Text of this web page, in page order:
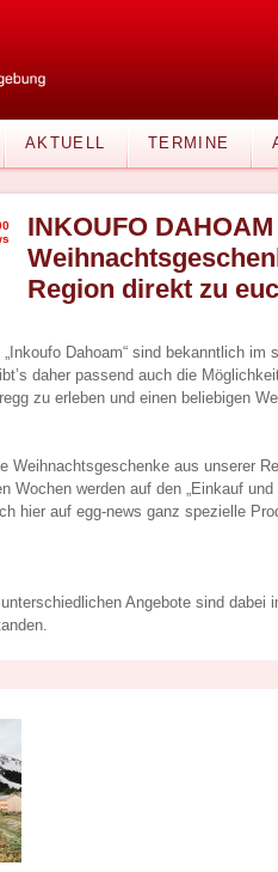
AKTUELL TERMINE
INKOUFO DAHOAM
Region direkt zu
Dahoam“ sind bekanntlich im
daher passend auch die
zu erleben und einen beliebigen
Weihnachtsgeschenke aus unserer
Wochen werden auf den „Einkauf
hier auf egg-news ganz spezielle
Angebote sind dabei